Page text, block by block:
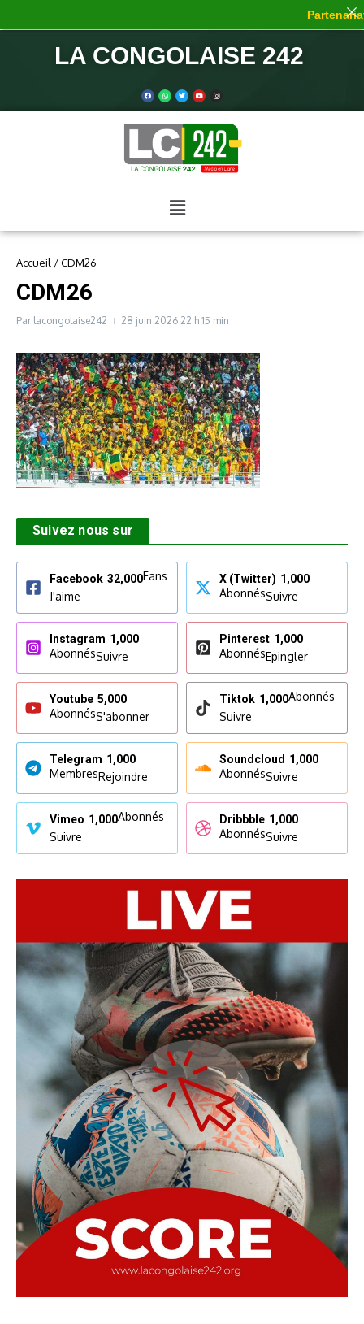
LA CONGOLAISE 242
Accueil /CDM26
CDM26
Par lacongolaise242 28 juin 2026 22 h 15 min
Suivez nous sur
Facebook 32,000Fans
J'aime
X (Twitter) 1,000
AbonnésSuivre
Instagram 1,000
AbonnésSuivre
Pinterest 1,000
AbonnésEpingler
Youtube 5,000
AbonnésS'abonner
Tiktok 1,000Abonnés
Suivre
Telegram 1,000
MembresRejoindre
Soundcloud 1,000
AbonnésSuivre
Vimeo 1,000Abonnés
Suivre
Dribbble 1,000
AbonnésSuivre